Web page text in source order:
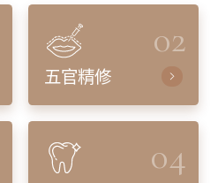
02
五官精修
04